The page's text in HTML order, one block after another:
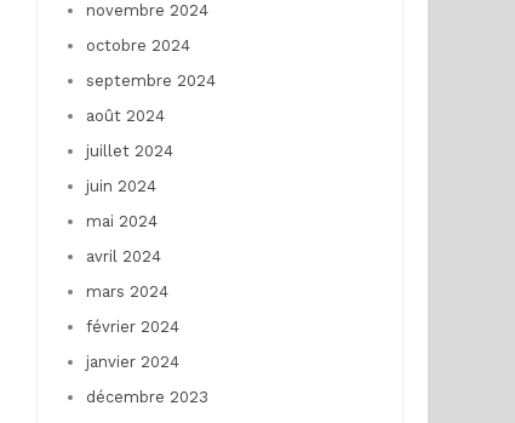
novembre 2024
octobre 2024
septembre 2024
août 2024
juillet 2024
juin 2024
mai 2024
avril 2024
mars 2024
février 2024
janvier 2024
décembre 2023